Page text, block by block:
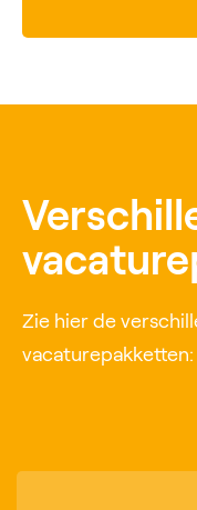
Zie hier de